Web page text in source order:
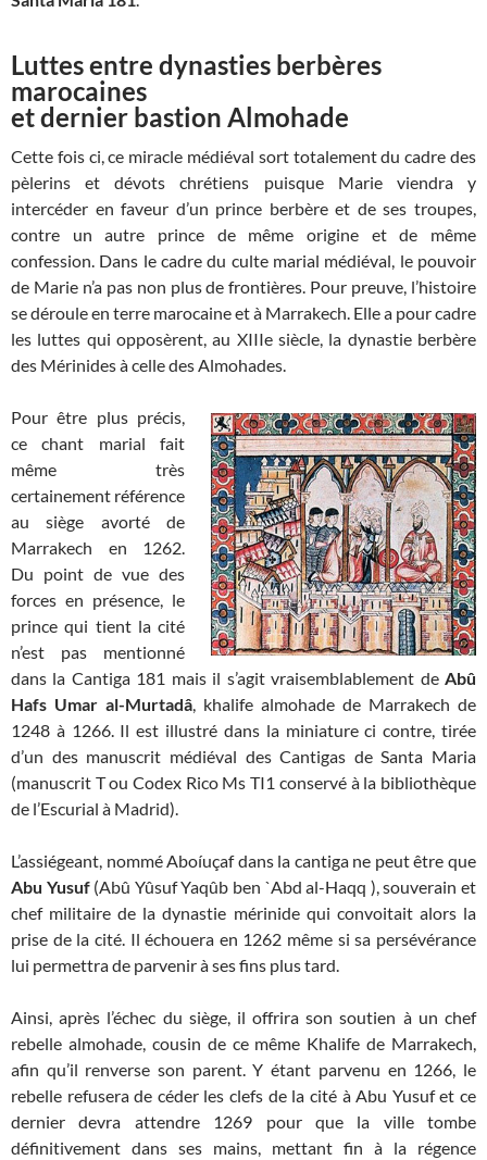
Luttes entre dynasties berbères
marocaines
et dernier bastion Almohade
Cette fois ci, ce miracle médiéval sort totalement du cadre des
pèlerins et dévots chrétiens puisque Marie viendra y
intercéder en faveur d’un prince berbère et de ses troupes,
contre un autre prince de même origine et de même
confession. Dans le cadre du culte marial médiéval, le pouvoir
de Marie n’a pas non plus de frontières. Pour preuve, l’histoire
se déroule en terre marocaine et à Marrakech. Elle a pour cadre
les luttes qui opposèrent, au XIIIe siècle, la dynastie berbère
des Mérinides à celle des Almohades.
Pour être plus précis,
ce chant marial fait
même très
certainement référence
au siège avorté de
Marrakech en 1262.
Du point de vue des
forces en présence, le
prince qui tient la cité
n’est pas mentionné
dans la Cantiga 181 mais il s’agit vraisemblablement de Abû
Hafs Umar al-Murtadâ, khalife almohade de Marrakech de
1248 à 1266. Il est illustré dans la miniature ci contre, tirée
d’un des manuscrit médiéval des Cantigas de Santa Maria
(manuscrit T ou Codex Rico Ms TI1 conservé à la bibliothèque
de l’Escurial à Madrid).
L’assiégeant, nommé Aboíuçaf dans la cantiga ne peut être que
Abu Yusuf(Abû Yûsuf Yaqûb ben `Abd al-Haqq ), souverain et
chef militaire de la dynastie mérinide qui convoitait alors la
prise de la cité. Il échouera en 1262 même si sa persévérance
lui permettra de parvenir à ses fins plus tard.
Ainsi, après l’échec du siège, il offrira son soutien à un chef
rebelle almohade, cousin de ce même Khalife de Marrakech,
afin qu’il renverse son parent. Y étant parvenu en 1266, le
rebelle refusera de céder les clefs de la cité à Abu Yusuf et ce
dernier devra attendre 1269 pour que la ville tombe
définitivement dans ses mains, mettant fin à la régence